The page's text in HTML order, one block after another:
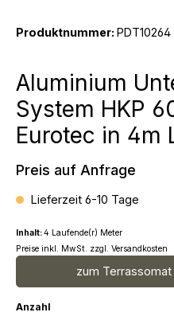
Produktnummer: PDT10264
Aluminium
System HKP
Eurotec in 4m
Preis auf Anfrage
Lieferzeit 6-10 Tage
Inhalt:4 Laufende(r) Meter
Preise inkl. MwSt. zzgl. Versandkosten
zum Terrassomat
Anzahl